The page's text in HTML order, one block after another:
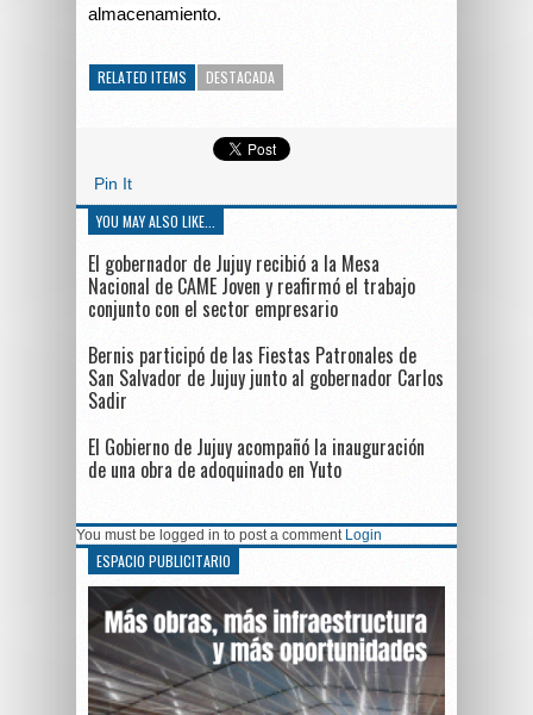
almacenamiento.
RELATED ITEMS DESTACADA
Pin It
YOU MAY ALSO LIKE...
El gobernador de Jujuy recibió a la Mesa
Nacional de CAME Joven y reafirmó el trabajo
conjunto con el sector empresario
Bernis participó de las Fiestas Patronales de
San Salvador de Jujuy junto al gobernador Carlos
Sadir
El Gobierno de Jujuy acompañó la inauguración
de una obra de adoquinado en Yuto
You must be logged in to post a comment Login
ESPACIO PUBLICITARIO